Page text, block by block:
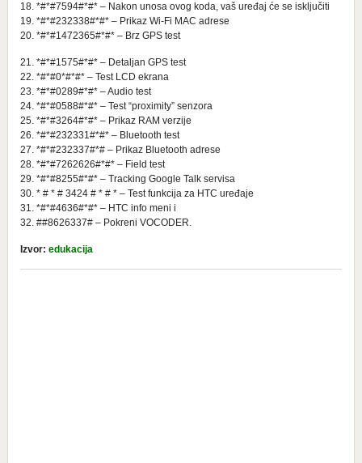
18. *#*#7594#*#* – Nakon unosa ovog koda, vaš uređaj će se isključiti
19. *#*#232338#*#* – Prikaz Wi-Fi MAC adrese
20. *#*#1472365#*#* – Brz GPS test
21. *#*#1575#*#* – Detaljan GPS test
22. *#*#0*#*#* – Test LCD ekrana
23. *#*#0289#*#* – Audio test
24. *#*#0588#*#* – Test “proximity” senzora
25. *#*#3264#*#* – Prikaz RAM verzije
26. *#*#232331#*#* – Bluetooth test
27. *#*#232337#*# – Prikaz Bluetooth adrese
28. *#*#7262626#*#* – Field test
29. *#*#8255#*#* – Tracking Google Talk servisa
30. * # * # 3424 # * # * – Test funkcija za HTC uređaje
31. *#*#4636#*#* – HTC info meni i
32. ##8626337# – Pokreni VOCODER.
Izvor: edukacija